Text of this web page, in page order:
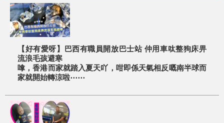
【好有愛呀】巴西有職員開放巴士站 仲用車呔整狗床畀
流浪毛孩避寒
嗱，香港而家就踏入夏天吖，咁即係天氣相反嘅南半球而
家就開始轉涼啦⋯⋯